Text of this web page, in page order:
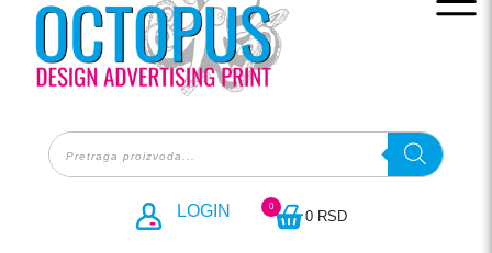
Products
search
LOGIN
0 RSD
0